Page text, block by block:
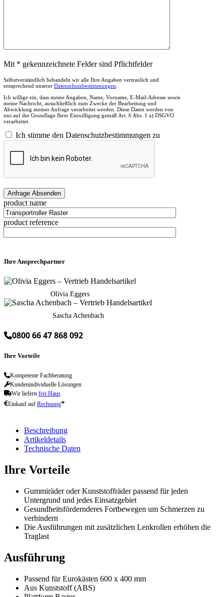
Mit * gekennzeichnete Felder sind Pflichtfelder
Selbstverständlich behandeln wir alle Ihre Angaben vertraulich und
entsprechend unserer Datenschutzbestimmungen
Ich willige ein, dass meine Angaben, Name, Vorname, E-Mail-Adresse sowie
meine Nachricht, ausschließlich zum Zwecke der Bearbeitung und
Abwicklung meiner Anfrage verarbeitet werden. Diese Daten werden von
uns auf der Grundlage Ihrer Einwilligung gemäß Art. 6 Abs. 1 a) DSGVO
verarbeitet.
Ich stimme den Datenschutzbestimmungen zu
product name
product reference
Ihre Ansprechpartner
Olivia Eggers
Sascha Achenbach
0800 66 47 868 092
Ihre Vorteile
Kompetente Fachberatung
Kundenindividuelle Lösungen
Wir liefern frei Haus
Einkauf auf Rechnung*
Beschreibung
Artikeldetails
Technische Daten
Ihre Vorteile
Gummiräder oder Kunststoffräder passend für jeden
Untergrund und jedes Einsatzgebiet
Gesundheitsfördernderes Fortbewegen um Schmerzen zu
verhindern
Die Ausführungen mit zusätzlichen Lenkrollen erhöhen die
Traglast
Ausführung
Passend für Eurokästen 600 x 400 mm
Aus Kunststoff (ABS)